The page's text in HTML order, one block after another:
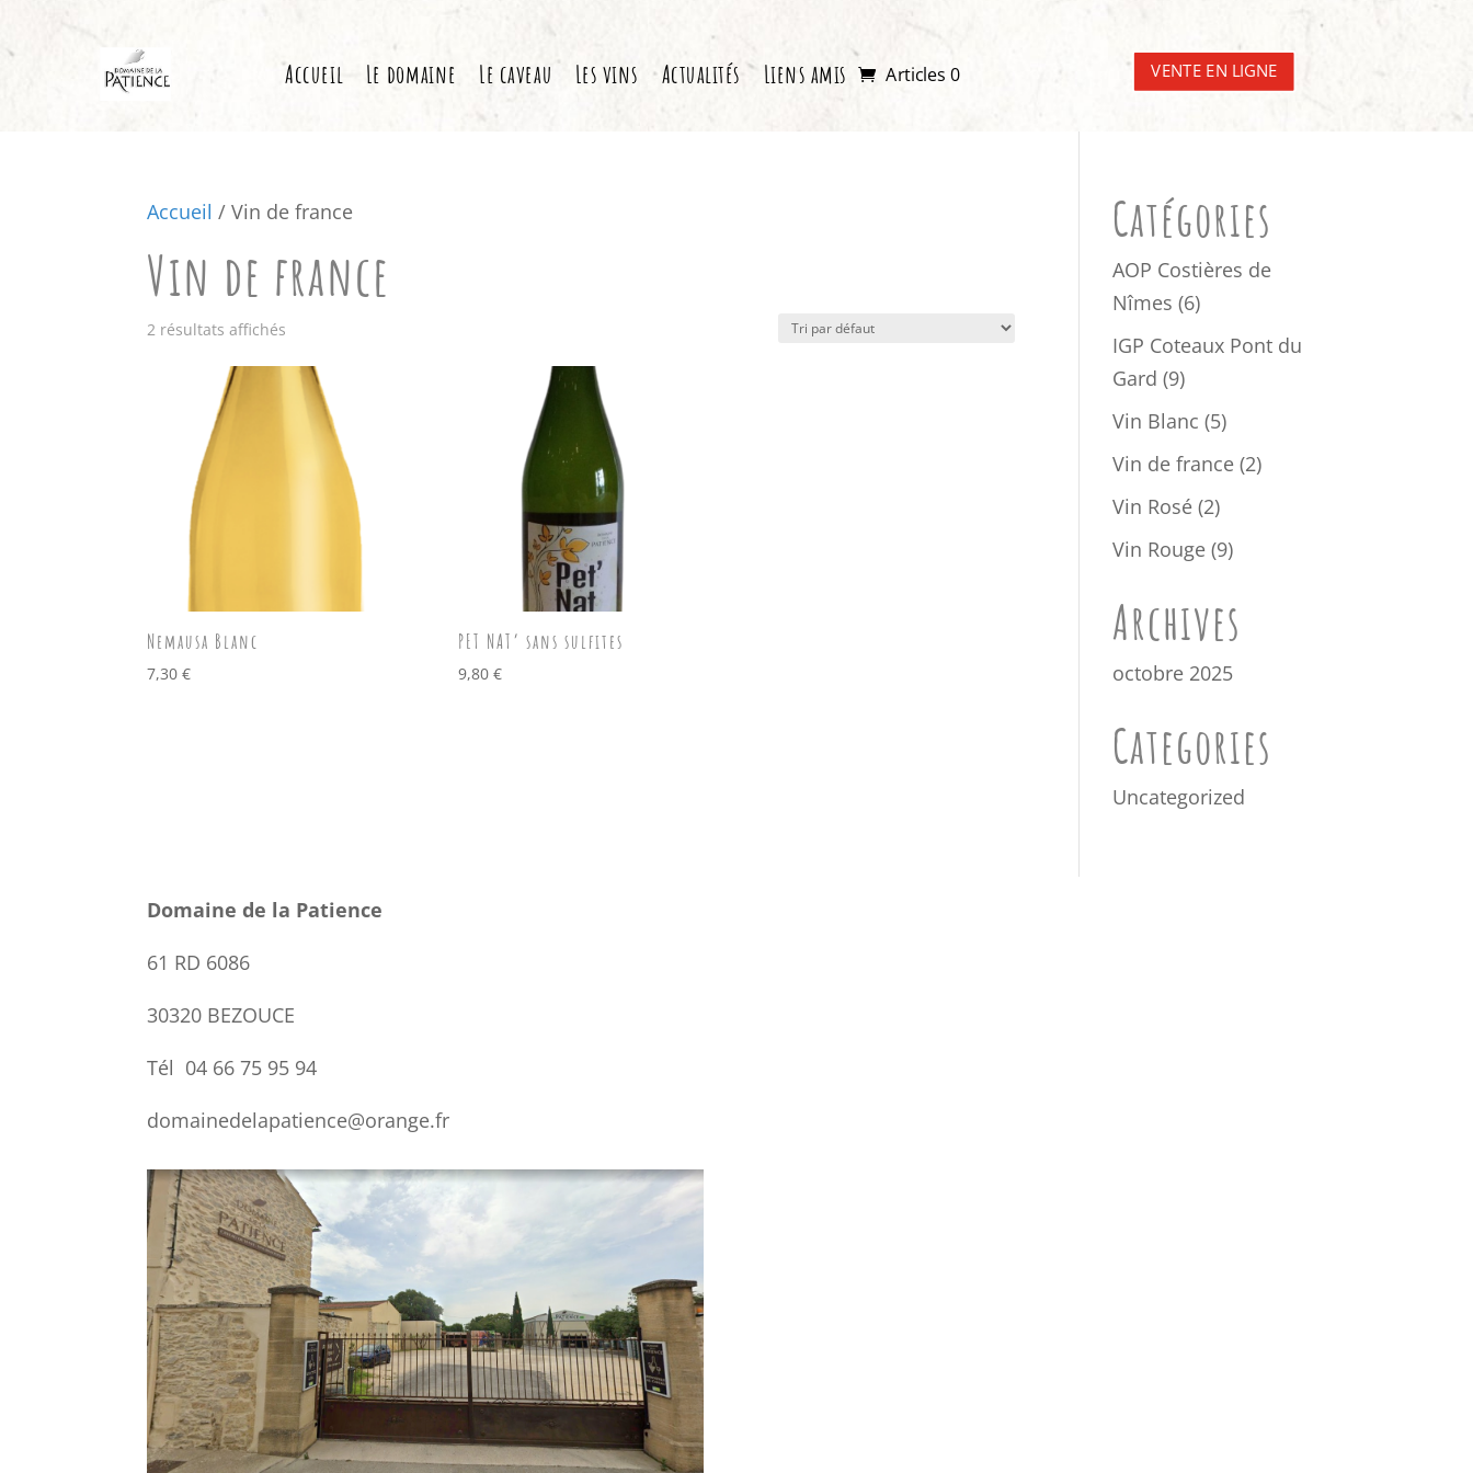
Accueil Le domaine Le caveau Les vins Actualités Liens amis Articles 0 VENTE EN LIGNE
Accueil / Vin de france
Vin de france
2 résultats affichés
Nemausa Blanc
7,30€
PET NAT’ sans sulfites
9,80 €
Catégories
AOP Costières de
Nîmes 66
produits
IGP Coteaux Pont du
Gard 99
produits
Vin Blanc 55
produits
Vin de france 22
Vin Rosé 22
produits
Vin Rouge 99
Archives
octobre 2025
Categories
Uncategorized
Domaine de la Patience
61 RD 6086
30320 BEZOUCE
Tél 04 66 75 95 94
domainedelapatience@orange.fr